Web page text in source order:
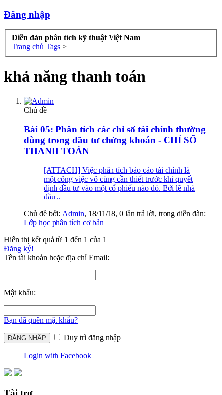
Đăng nhập
Diễn đàn phân tích kỹ thuật Việt Nam
Trang chủ Tags >
khả năng thanh toán
Chủ đề
Bài 05: Phân tích các chỉ số tài chính thường
dùng trong đầu tư chứng khoán - CHỈ SỐ
THANH TOÁN
[ATTACH] Việc phân tích báo cáo tài chính là
một công việc vô cùng cần thiết trước khi quyết
định đầu tư vào một cổ phiếu nào đó. Bởi lẽ nhà
đầu...
Chủ đề bởi: Admin, 18/11/18, 0 lần trả lời, trong diễn đàn:
Lớp học phân tích cơ bản
Hiển thị kết quả từ 1 đến 1 của 1
Đăng ký!
Tên tài khoản hoặc địa chỉ Email:
Mật khẩu:
Bạn đã quên mật khẩu?
Duy trì đăng nhập
Login with Facebook
Tài trợ